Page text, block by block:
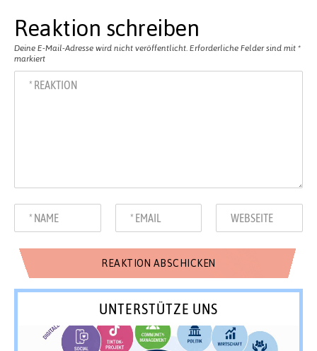
Reaktion schreiben
Deine E-Mail-Adresse wird nicht veröffentlicht. Erforderliche Felder sind mit *
markiert
UNTERSTÜTZE UNS